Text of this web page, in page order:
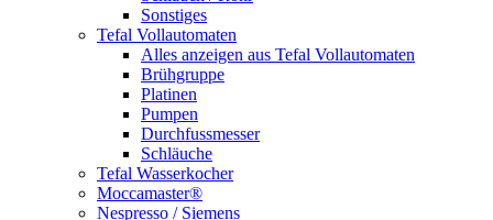
Sonstiges
Tefal Vollautomaten
Alles anzeigen aus Tefal Vollautomaten
Brühgruppe
Platinen
Pumpen
Durchfussmesser
Schläuche
Tefal Wasserkocher
Moccamaster®
Nespresso / Siemens